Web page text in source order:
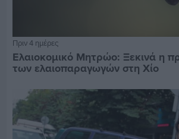
Πριν 4 ημέρες
Ελαιοκομικό Μητρώο: Ξεκινά η
των ελαιοπαραγωγών στη Χίο